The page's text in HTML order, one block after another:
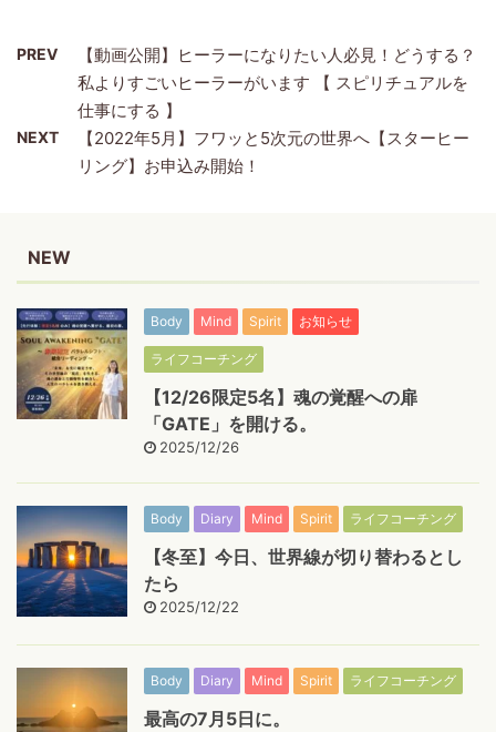
PREV
【動画公開】ヒーラーになりたい人必見！どうする？
私よりすごいヒーラーがいます 【 スピリチュアルを
仕事にする 】
NEXT
【2022年5月】フワッと5次元の世界へ【スターヒー
リング】お申込み開始！
NEW
Body Mind Spirit お知らせ
ライフコーチング
【12/26限定5名】魂の覚醒への扉
「GATE」を開ける。
2025/12/26
Body Diary Mind Spirit ライフコーチング
【冬至】今日、世界線が切り替わるとし
たら
2025/12/22
Body Diary Mind Spirit ライフコーチング
最高の7月5日に。